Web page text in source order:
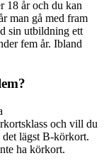
18 år och du kan
man gå med fram
sin utbildning ett
fem år. Ibland
och vill du
lägst B-körkort.
ha körkort.